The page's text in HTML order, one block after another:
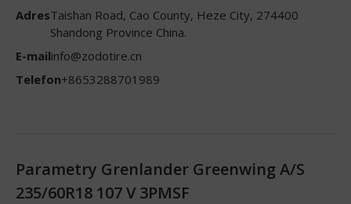
AdresTaishan Road, Cao County, Heze City, 274400
Shandong Province China.
E-mailinfo@zodotire.cn
Telefon+8653288701989
Parametry Grenlander Greenwing A/S
235/60R18 107 V 3PMSF